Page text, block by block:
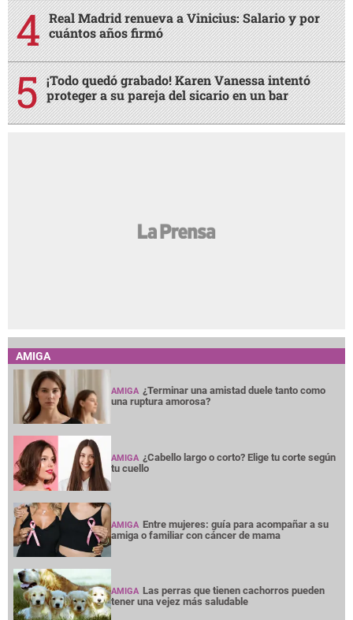
Real Madrid renueva a Vinicius: Salario y por
cuántos años firmó
¡Todo quedó grabado! Karen Vanessa intentó
proteger a su pareja del sicario en un bar
AMIGA
AMIGA ¿Terminar una amistad duele tanto como
una ruptura amorosa?
AMIGA ¿Cabello largo o corto? Elige tu corte según
tu cuello
AMIGA Entre mujeres: guía para acompañar a su
amiga o familiar con cáncer de mama
AMIGA Las perras que tienen cachorros pueden
tener una vejez más saludable